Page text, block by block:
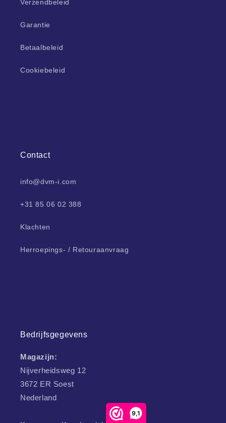
9,1
Verzendbeleid
Garantie
Betaalbeleid
Cookiebeleid
Contact
info@dvm-i.com
+31 85 06 02 388
Klachten
Herroepings- / Retouraanvraag
Bedrijfsgegevens
Magazijn:
Nijverheidsweg 12
3672 ER Soest
Nederland